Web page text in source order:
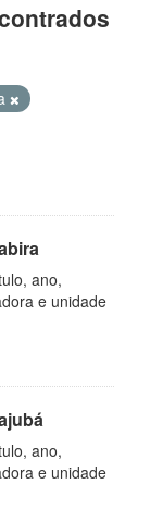
ano,
e unidade
ano,
e unidade